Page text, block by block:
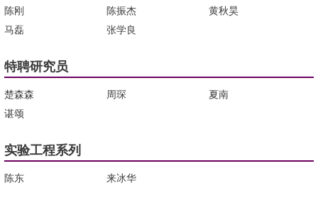
陈刚
陈振杰
黄秋昊
马磊
张学良
特聘研究员
楚森森 周琛
夏南
谌颂
实验工程系列
陈东 来冰华